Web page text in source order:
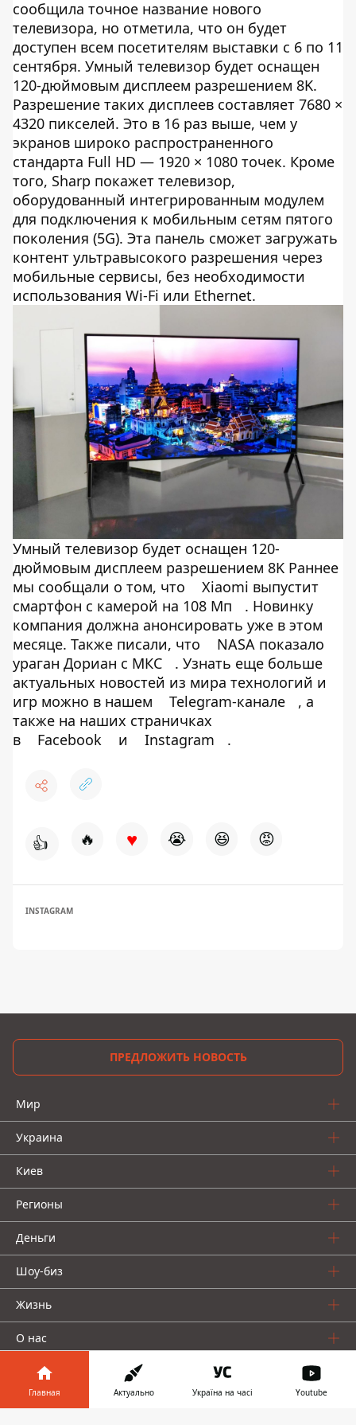
сообщила точное название нового
телевизора, но отметила, что он будет
доступен всем посетителям выставки с 6 по 11
сентября. Умный телевизор будет оснащен
120-дюймовым дисплеем разрешением 8K.
Разрешение таких дисплеев составляет 7680 ×
4320 пикселей. Это в 16 раз выше, чем у
экранов широко распространенного
стандарта Full HD — 1920 × 1080 точек. Кроме
того, Sharp покажет телевизор,
оборудованный интегрированным модулем
для подключения к мобильным сетям пятого
поколения (5G). Эта панель сможет загружать
контент ультравысокого разрешения через
мобильные сервисы, без необходимости
использования Wi-Fi или Ethernet.
Умный телевизор будет оснащен 120-
дюймовым дисплеем разрешением 8K Раннее
мы сообщали о том, что
Xiaomi выпустит
смартфон с камерой на 108 Мп
. Новинку
компания должна анонсировать уже в этом
месяце. Также писали, что
NASA показало
ураган Дориан с МКС
. Узнать еще больше
актуальных новостей из мира технологий и
игр можно в нашем
Telegram-канале
, а
также на наших страничках
в
Facebook и Instagram .
👍 🔥 ♥ 😭 😆 😡
INSTAGRAM
ПРЕДЛОЖИТЬ НОВОСТЬ
Мир
Украина
Киев
Регионы
Деньги
Шоу-биз
Жизнь
О нас
Главная Актуально Україна на часі Youtube